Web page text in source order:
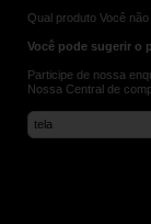
Qual produto Você
Você pode sugerir o
Participe de nossa
Nossa Central de